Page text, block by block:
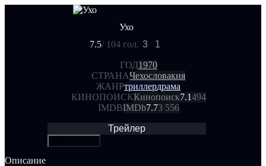
Ухо
7.5/ 104 гол. 3 1
ГОД1970
СТРАНАЧехословакия
ЖАНРтриллердрама
КИНОПОИСККинопоиск7.1494
IMDBIMDb7.73 556
Трейлер
Описание